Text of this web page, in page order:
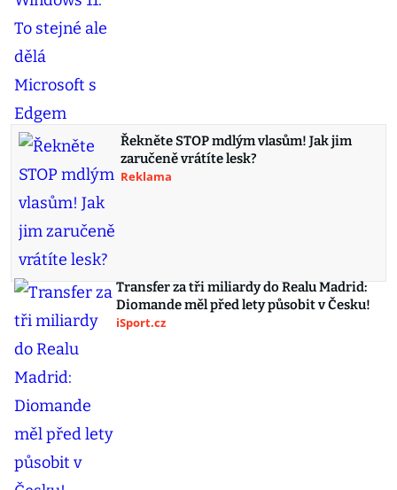
Řekněte STOP mdlým vlasům! Jak jim
zaručeně vrátíte lesk?
Reklama
Transfer za tři miliardy do Realu Madrid:
Diomande měl před lety působit v Česku!
iSport.cz